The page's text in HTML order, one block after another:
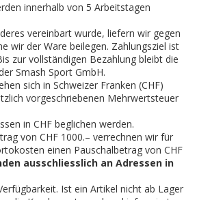
innerhalb von 5 Arbeitstagen
vereinbart wurde, liefern wir gegen
wir der Ware beilegen. Zahlungsziel ist
zur vollständigen Bezahlung bleibt die
Smash Sport GmbH.
sich in Schweizer Franken (CHF)
vorgeschriebenen Mehrwertsteuer
in CHF beglichen werden.
von CHF 1000.– verrechnen wir für
einen Pauschalbetrag von CHF
ausschliesslich an Adressen in
Ist ein Artikel nicht ab Lager